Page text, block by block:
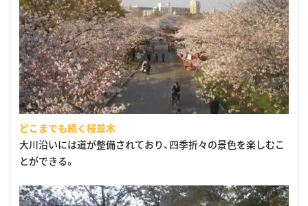
どこまでも続く桜並木
大川沿いには道が整備されており、四季折々の景色を楽しむこ
とができる。